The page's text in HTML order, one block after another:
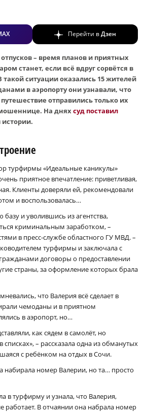
Перейти вДзен
– время планов и приятных
станет, если всё вдруг сорвётся в
ситуации оказались 15 жителей
в аэропорту они узнавали, что
отправились только их
На дняхсуд поставил
турфирмы «Идеальные каникулы»
приятное впечатление: приветливая,
Клиенты доверяли ей, рекомендовали
и воспользовалась…
базу и уволившись из агентства,
криминальным заработком, –
в пресс-службе областного ГУ МВД. –
турфирмы и заключала с
договоры о предоставлении
страны, за оформление которых брала
что Валерия всё сделает в
чемоданы и в приятном
в аэропорт, но…
как сядем в самолёт, но
списках», – рассказала одна из обманутых
с ребёнком на отдых в Сочи.
набирала номер Валерии, но та… просто
в турфирму и узнала, что Валерия,
работает. В отчаянии она набрала номер